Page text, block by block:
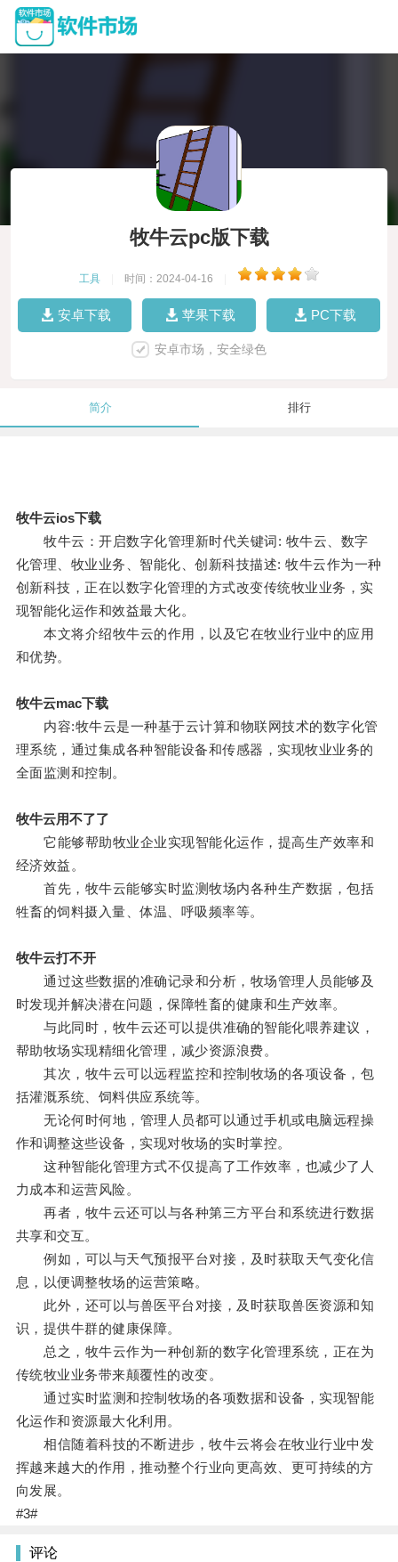
牧牛云pc版下载
工具 时间：2024-04-16
安卓下载 苹果下载 PC下载
安卓市场，安全绿色
简介 排行
牧牛云ios下载
牧牛云：开启数字化管理新时代关键词: 牧牛云、数字
化管理、牧业业务、智能化、创新科技描述: 牧牛云作为一种
创新科技，正在以数字化管理的方式改变传统牧业业务，实
现智能化运作和效益最大化。
本文将介绍牧牛云的作用，以及它在牧业行业中的应用
和优势。
牧牛云mac下载
内容:牧牛云是一种基于云计算和物联网技术的数字化管
理系统，通过集成各种智能设备和传感器，实现牧业业务的
全面监测和控制。
牧牛云用不了了
它能够帮助牧业企业实现智能化运作，提高生产效率和
经济效益。
首先，牧牛云能够实时监测牧场内各种生产数据，包括
牲畜的饲料摄入量、体温、呼吸频率等。
牧牛云打不开
通过这些数据的准确记录和分析，牧场管理人员能够及
时发现并解决潜在问题，保障牲畜的健康和生产效率。
与此同时，牧牛云还可以提供准确的智能化喂养建议，
帮助牧场实现精细化管理，减少资源浪费。
其次，牧牛云可以远程监控和控制牧场的各项设备，包
括灌溉系统、饲料供应系统等。
无论何时何地，管理人员都可以通过手机或电脑远程操
作和调整这些设备，实现对牧场的实时掌控。
这种智能化管理方式不仅提高了工作效率，也减少了人
力成本和运营风险。
再者，牧牛云还可以与各种第三方平台和系统进行数据
共享和交互。
例如，可以与天气预报平台对接，及时获取天气变化信
息，以便调整牧场的运营策略。
此外，还可以与兽医平台对接，及时获取兽医资源和知
识，提供牛群的健康保障。
总之，牧牛云作为一种创新的数字化管理系统，正在为
传统牧业业务带来颠覆性的改变。
通过实时监测和控制牧场的各项数据和设备，实现智能
化运作和资源最大化利用。
相信随着科技的不断进步，牧牛云将会在牧业行业中发
挥越来越大的作用，推动整个行业向更高效、更可持续的方
向发展。
#3#
评论